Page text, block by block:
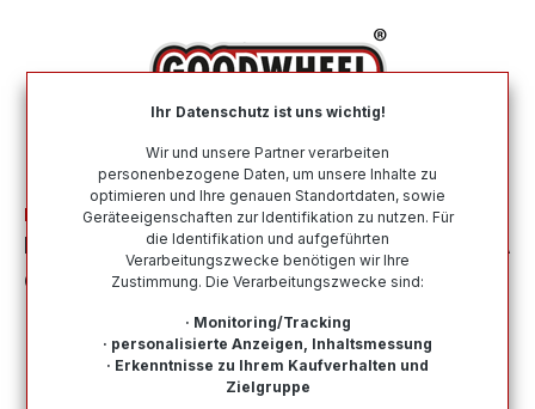
Motorradreifen Suchergebnis
DELI TIRE 60/100 - 14 M/C TT 30M TERRA
CROSS SB-114F 4PR (VTN)
Ihr Datenschutz ist uns wichtig!
Wir und unsere Partner verarbeiten
personenbezogene Daten, um unsere Inhalte zu
optimieren und Ihre genauen Standortdaten, sowie
Geräteeigenschaften zur Identifikation zu nutzen. Für
die Identifikation und aufgeführten
Verarbeitungszwecke benötigen wir Ihre
Zustimmung. Die Verarbeitungszwecke sind:
· Monitoring/Tracking
· personalisierte Anzeigen, Inhaltsmessung
· Erkenntnisse zu Ihrem Kaufverhalten und
Zielgruppe